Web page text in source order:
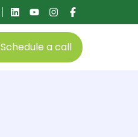
Schedule a call